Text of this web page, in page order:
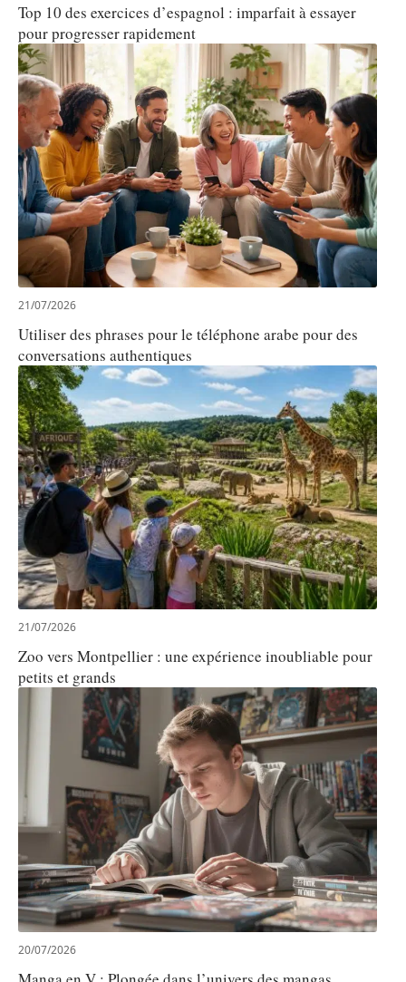
Top 10 des exercices d’espagnol : imparfait à essayer
pour progresser rapidement
21/07/2026
Utiliser des phrases pour le téléphone arabe pour des
conversations authentiques
21/07/2026
Zoo vers Montpellier : une expérience inoubliable pour
petits et grands
20/07/2026